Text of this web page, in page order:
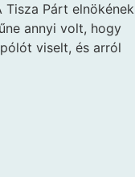
Tisza Párt elnökének
annyi volt, hogy
viselt, és arról